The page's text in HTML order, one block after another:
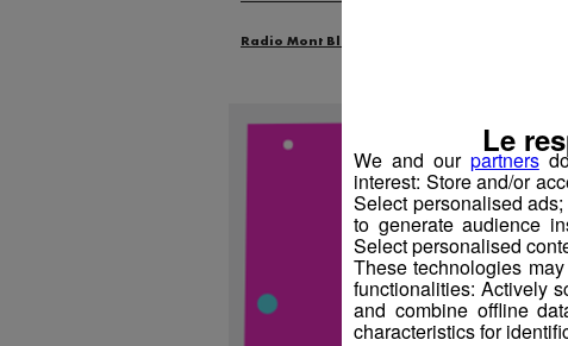
Radio Mont Blanc
We and our partnersdo
interest: Store and/or
Select personalised
to generate audience
Select personalised
These technologies
functionalities: Actively
and combine offline
characteristics for
Le